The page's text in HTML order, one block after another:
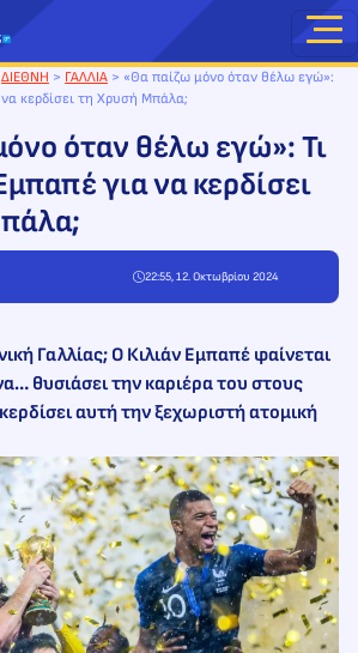
ΔΙΕΘΝΗ > ΓΑΛΛΙΑ > «Θα παίζω μόνο όταν θέλω εγώ»:
κερδίσει τη Χρυσή Μπάλα;
όταν θέλω εγώ»: Τι
για να κερδίσει
22:55, 12. Οκτωβρίου 2024
Γαλλίας; Ο Κιλιάν Εμπαπέ φαίνεται
θυσιάσει την καριέρα του στους
αυτή την ξεχωριστή ατομική